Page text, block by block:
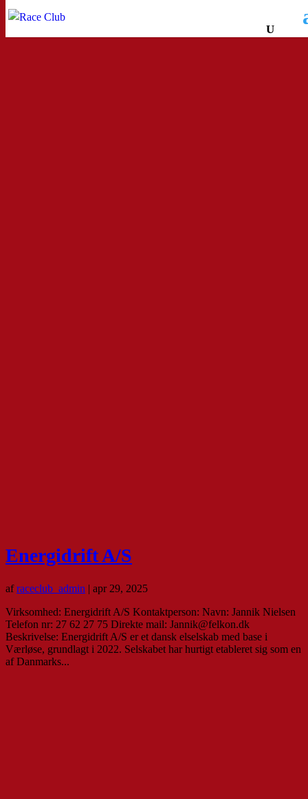
Energidrift A/S
afraceclub_admin
apr 29, 2025
Virksomhed: Energidrift A/S Kontaktperson: Navn: Jannik Nielsen
Telefon nr: 27 62 27 75 Direkte mail: Jannik@felkon.dk
Beskrivelse: Energidrift A/S er et dansk elselskab med base i
Værløse, grundlagt i 2022. Selskabet har hurtigt etableret sig som en
af Danmarks...